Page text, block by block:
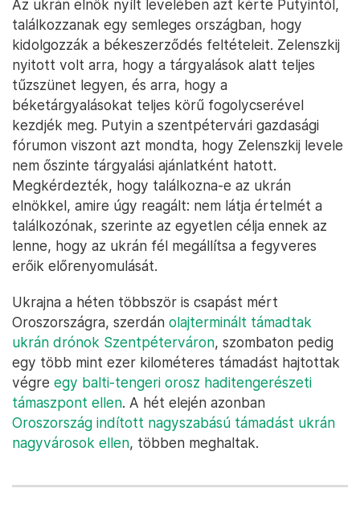
Az ukrán elnök nyílt levelében azt kérte Putyintól,
találkozzanak egy semleges országban, hogy
kidolgozzák a békeszerződés feltételeit. Zelenszkij
nyitott volt arra, hogy a tárgyalások alatt teljes
tűzszünet legyen, és arra, hogy a
béketárgyalásokat teljes körű fogolycserével
kezdjék meg. Putyin a szentpétervári gazdasági
fórumon viszont azt mondta, hogy Zelenszkij levele
nem őszinte tárgyalási ajánlatként hatott.
Megkérdezték, hogy találkozna-e az ukrán
elnökkel, amire úgy reagált: nem látja értelmét a
találkozónak, szerinte az egyetlen célja ennek az
lenne, hogy az ukrán fél megállítsa a fegyveres
erőik előrenyomulását.
Ukrajna a héten többször is csapást mért
Oroszországra, szerdán olajterminált támadtak
ukrán drónok Szentpéterváron, szombaton pedig
egy több mint ezer kilométeres támadást hajtottak
végre egy balti-tengeri orosz haditengerészeti
támaszpont ellen. A hét elején azonban
Oroszország indított nagyszabású támadást ukrán
nagyvárosok ellen, többen meghaltak.